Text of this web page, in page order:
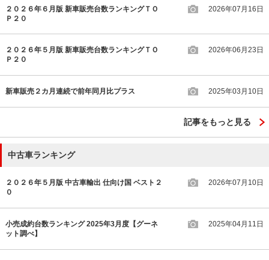
２０２６年６月版 新車販売台数ランキングＴＯ
Ｐ２０
2026年07月16日
２０２６年５月版 新車販売台数ランキングＴＯ
Ｐ２０
2026年06月23日
新車販売２カ月連続で前年同月比プラス 2025年03月10日
記事をもっと見る
中古車ランキング
２０２６年５月版 中古車輸出 仕向け国 ベスト２
０
2026年07月10日
小売成約台数ランキング 2025年3月度【グーネ
ット調べ】
2025年04月11日